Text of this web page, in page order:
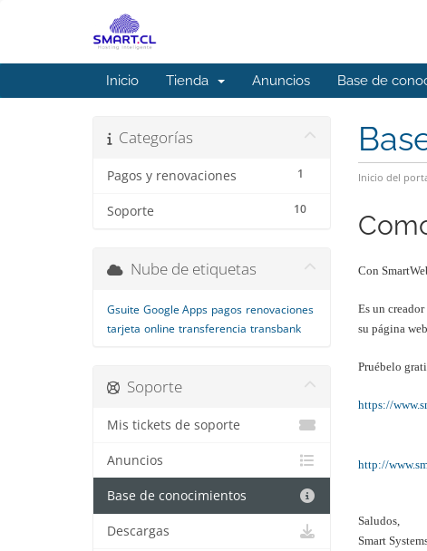
Inicio Tienda Anuncios Base de
Inicio del
Categorías
1
Pagos y renovaciones
10
Soporte
Con
Es un
su página
Pruébelo
https://
http://
Saludos,
Smart
Nube de etiquetas
Gsuite Google Apps pagos renovaciones
tarjeta online transferencia transbank
Soporte
Mis tickets de soporte
Anuncios
Base de conocimientos
Descargas